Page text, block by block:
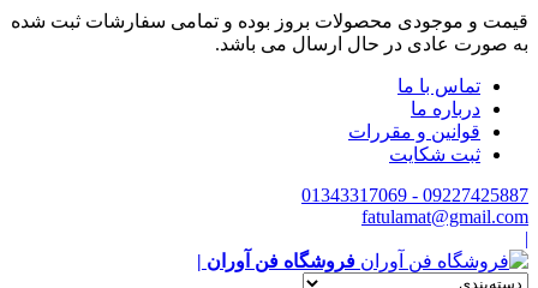
قیمت و موجودی محصولات بروز بوده و تمامی سفارشات ثبت شده
به صورت عادی در حال ارسال می باشد.
تماس با ما
درباره ما
قوانین و مقررات
ثبت شکایت
09227425887 - 01343317069
fatulamat@gmail.com
|
فروشگاه فن آوران |